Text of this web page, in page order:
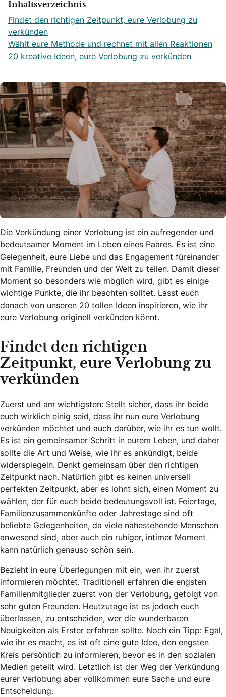
Inhaltsverzeichnis
Findet den richtigen Zeitpunkt, eure Verlobung zu
verkünden
Wählt eure Methode und rechnet mit allen Reaktionen
20 kreative Ideen, eure Verlobung zu verkünden
Die Verkündung einer Verlobung ist ein aufregender und
bedeutsamer Moment im Leben eines Paares. Es ist eine
Gelegenheit, eure Liebe und das Engagement füreinander
mit Familie, Freunden und der Welt zu teilen. Damit dieser
Moment so besonders wie möglich wird, gibt es einige
wichtige Punkte, die ihr beachten solltet. Lasst euch
danach von unseren 20 tollen Ideen inspirieren, wie ihr
eure Verlobung originell verkünden könnt.
Findet den richtigen
Zeitpunkt, eure Verlobung zu
verkünden
Zuerst und am wichtigsten: Stellt sicher, dass ihr beide
euch wirklich einig seid, dass ihr nun eure Verlobung
verkünden möchtet und auch darüber, wie ihr es tun wollt.
Es ist ein gemeinsamer Schritt in eurem Leben, und daher
sollte die Art und Weise, wie ihr es ankündigt, beide
widerspiegeln. Denkt gemeinsam über den richtigen
Zeitpunkt nach. Natürlich gibt es keinen universell
perfekten Zeitpunkt, aber es lohnt sich, einen Moment zu
wählen, der für euch beide bedeutungsvoll ist. Feiertage,
Familienzusammenkünfte oder Jahrestage sind oft
beliebte Gelegenheiten, da viele nahestehende Menschen
anwesend sind, aber auch ein ruhiger, intimer Moment
kann natürlich genauso schön sein.
Bezieht in eure Überlegungen mit ein, wen ihr zuerst
informieren möchtet. Traditionell erfahren die engsten
Familienmitglieder zuerst von der Verlobung, gefolgt von
sehr guten Freunden. Heutzutage ist es jedoch euch
überlassen, zu entscheiden, wer die wunderbaren
Neuigkeiten als Erster erfahren sollte. Noch ein Tipp: Egal,
wie ihr es macht, es ist oft eine gute Idee, den engsten
Kreis persönlich zu informieren, bevor es in den sozialen
Medien geteilt wird. Letztlich ist der Weg der Verkündung
eurer Verlobung aber vollkommen eure Sache und eure
Entscheidung.